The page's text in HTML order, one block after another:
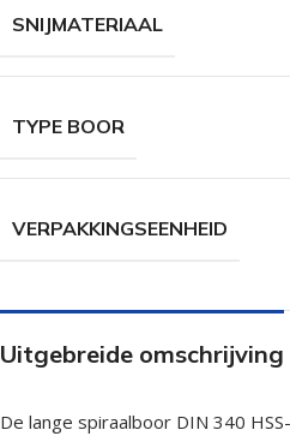
SNIJMATERIAAL
TYPE BOOR
VERPAKKINGSEENHEID
Uitgebreide omschrijving
De lange spiraalboor DIN 340